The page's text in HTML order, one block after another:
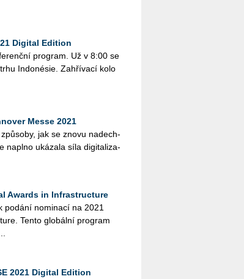
Digital Edition
pro­gram. Už v 8:00 se
In­donésie. Za­hří­va­cí kolo
Messe 2021
jak se znovu na­dech­
na­pl­no uká­za­la síla di­gi­ta­li­za­
Awards in Infrastructure
po­dá­ní no­mi­na­cí na 2021
Tento glo­bál­ní pro­gram
2021 Digital Edition